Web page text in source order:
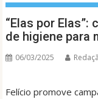
“Elas por
de higiene para
06/03/2025
Felício promove